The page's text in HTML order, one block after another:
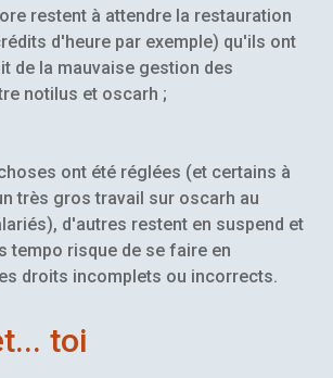
restent à attendre la restauration
d'heure par exemple) qu'ils ont
de la mauvaise gestion des
notilus et oscarh ;
ont été réglées (et certains à
très gros travail sur oscarh au
d'autres restent en suspend et
tempo risque de se faire en
droits incomplets ou incorrects.
toi